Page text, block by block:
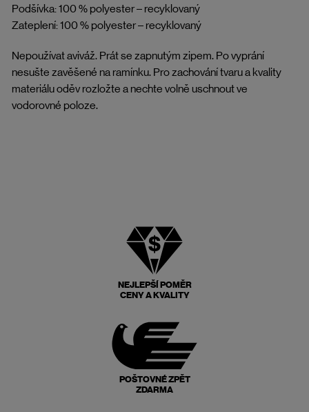
Podšívka: 100 % polyester – recyklovaný
Zateplení: 100 % polyester – recyklovaný
Nepoužívat aviváž. Prát se zapnutým zipem. Po vyprání
nesušte zavěšené na ramínku. Pro zachování tvaru a kvality
materiálu oděv rozložte a nechte volně uschnout ve
vodorovné poloze.
NEJLEPŠÍ POMĚR
CENY A KVALITY
POŠTOVNÉ ZPĚT
ZDARMA